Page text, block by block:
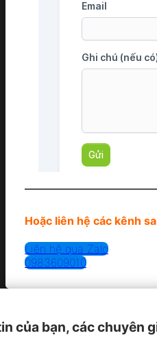
Hoặc liên hệ các kênh
Liên hệ qua Zalo
0983609010
của bạn, các chuyên